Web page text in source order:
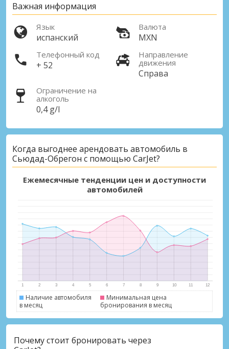
Важная информация
Язык
испанский
Валюта
MXN
Телефонный код
+ 52
Направление
движения
Справа
Ограничение на
алкоголь
0,4 g/l
Когда выгоднее арендовать автомобиль в
Сьюдад-Обрегон с помощью CarJet?
Ежемесячные тенденции цен и доступности
автомобилей
Наличие автомобиля
в месяц
Минимальная цена
бронирования в месяц
Почему стоит бронировать через
Лучшие сбережения
Получите доступ к эксклюзивным